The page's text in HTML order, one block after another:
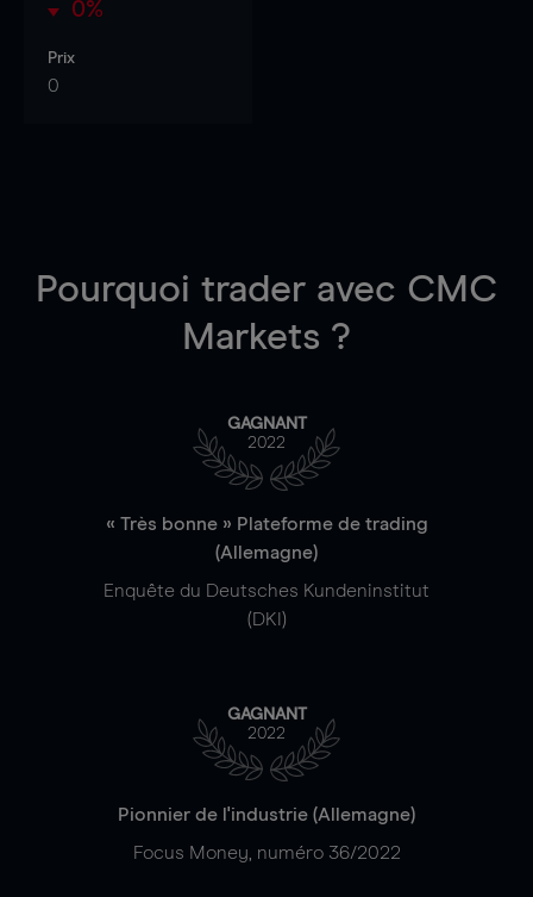
0%
Prix
0
Pourquoi trader avec CMC
Markets ?
GAGNANT
2022
« Très bonne » Plateforme de trading
(Allemagne)
Enquête du Deutsches Kundeninstitut
(DKI)
GAGNANT
2022
Pionnier de l'industrie (Allemagne)
Focus Money, numéro 36/2022